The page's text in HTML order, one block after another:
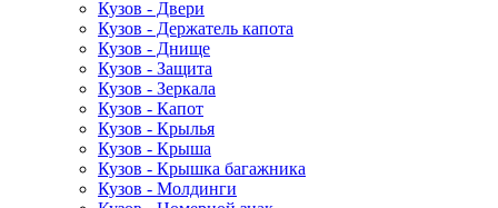
Кузов - Двери
Кузов - Держатель капота
Кузов - Днище
Кузов - Защита
Кузов - Зеркала
Кузов - Капот
Кузов - Крылья
Кузов - Крыша
Кузов - Крышка багажника
Кузов - Молдинги